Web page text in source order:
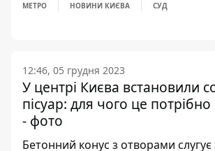
МЕТРО НОВИНИ КИЄВА СУД
12:46, 05 грудня 2023
У центрі Києва встановили
пісуар: для чого це
- фото
Бетонний конус з отворами слугує